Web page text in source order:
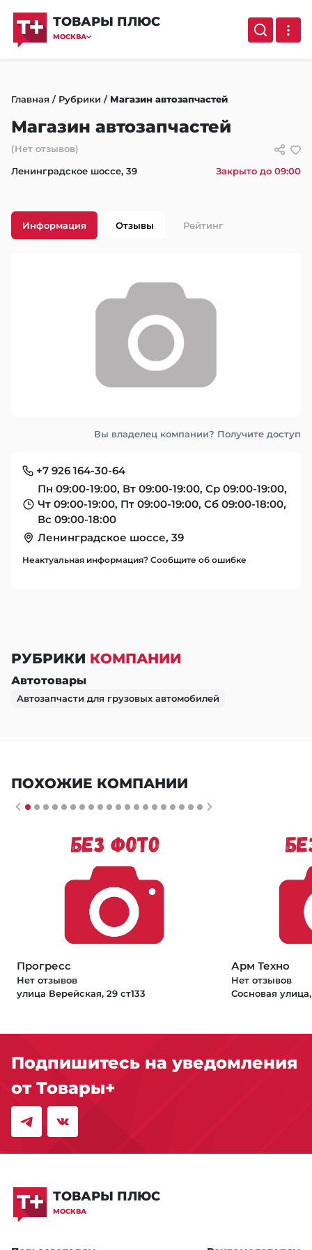
ТОВАРЫ ПЛЮС
МОСКВА
Главная / Рубрики / Магазин автозапчастей
Магазин автозапчастей
(Нет отзывов)
Ленинградское шоссе, 39
Закрыто до 09:00
Информация Отзывы Рейтинг
Вы владелец компании? Получите доступ
+7 926 164-30-64
Пн 09:00-19:00, Вт 09:00-19:00, Ср 09:00-19:00,
Чт 09:00-19:00, Пт 09:00-19:00, Сб 09:00-18:00,
Вс 09:00-18:00
Ленинградское шоссе, 39
Неактуальная информация? Сообщите об ошибке
РУБРИКИ КОМПАНИИ
Автотовары
Автозапчасти для грузовых автомобилей
ПОХОЖИЕ КОМПАНИИ
Прогресс
Нет отзывов
улица Верейская, 29 ст133
Арм Техно
Нет отзывов
Сосновая
Подпишитесь на уведомления
от Товары+
ТОВАРЫ ПЛЮС
МОСКВА